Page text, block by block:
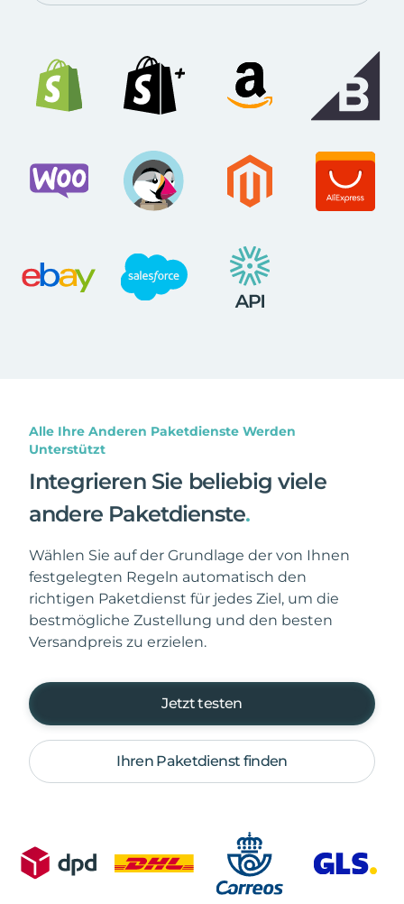
Alle Ihre Anderen Paketdienste Werden
Unterstützt
Integrieren Sie beliebig viele
andere Paketdienste.
Wählen Sie auf der Grundlage der von Ihnen
festgelegten Regeln automatisch den
richtigen Paketdienst für jedes Ziel, um die
bestmögliche Zustellung und den besten
Versandpreis zu erzielen.
Jetzt testen
Ihren Paketdienst finden